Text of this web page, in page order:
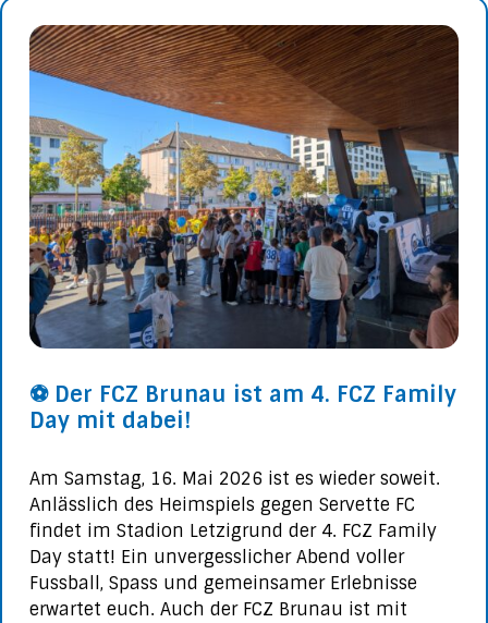
⚽ Der FCZ Brunau ist am 4. FCZ Family
Day mit dabei!
Am Samstag, 16. Mai 2026 ist es wieder soweit.
Anlässlich des Heimspiels gegen Servette FC
findet im Stadion Letzigrund der 4. FCZ Family
Day statt! Ein unvergesslicher Abend voller
Fussball, Spass und gemeinsamer Erlebnisse
erwartet euch. Auch der FCZ Brunau ist mit